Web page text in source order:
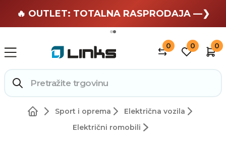
🏄 Zaslužuješ odmor —❯
🔥 OUTLET: TOTALNA RASPRODAJA —❯
0 0 0
Sport i oprema
Električna vozila
Električni romobili